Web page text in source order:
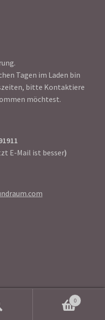
Tagen im Laden bin
bitte Kontaktiere
möchtest.
E-Mail ist besser)
0